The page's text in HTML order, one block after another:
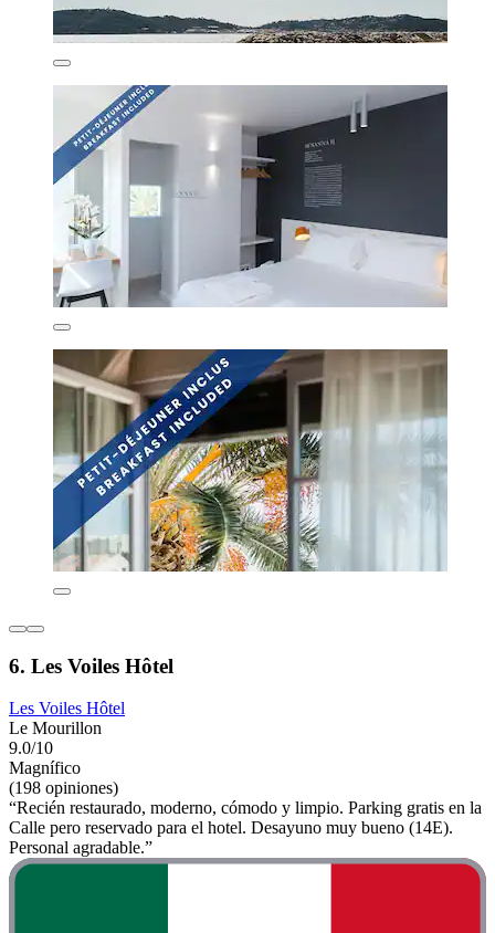
6. Les Voiles Hôtel
Les Voiles Hôtel
Le Mourillon
9.0/10
Magnífico
(198 opiniones)
“Recién restaurado, moderno, cómodo y limpio. Parking gratis en la
Calle pero reservado para el hotel. Desayuno muy bueno (14E).
Personal agradable.”